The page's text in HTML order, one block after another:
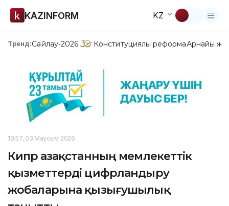
KAZINFORM KZ
Тренд:Сайлау-2026 Конституциялық реформаАрнайы
13:57, 03 Маусым 2026
Кипр Қазақстанның мемлекеттік
қызметтерді цифрландыру
жобаларына қызығушылық